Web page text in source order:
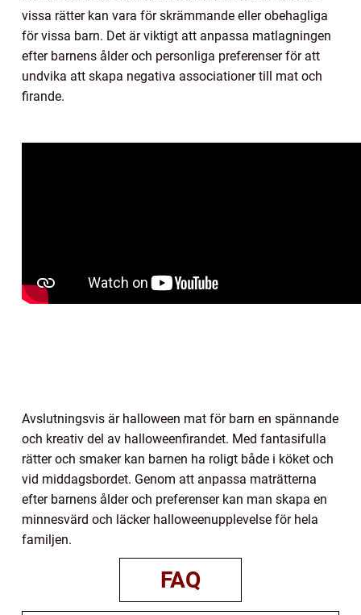
vissa rätter kan vara för skrämmande eller obehagliga
för vissa barn. Det är viktigt att anpassa matlagningen
efter barnens ålder och personliga preferenser för att
undvika att skapa negativa associationer till mat och
firande.
Avslutningsvis är halloween mat för barn en spännande
och kreativ del av halloweenfirandet. Med fantasifulla
rätter och smaker kan barnen ha roligt både i köket och
vid middagsbordet. Genom att anpassa maträtterna
efter barnens ålder och preferenser kan man skapa en
minnesvärd och läcker halloweenupplevelse för hela
familjen.
FAQ